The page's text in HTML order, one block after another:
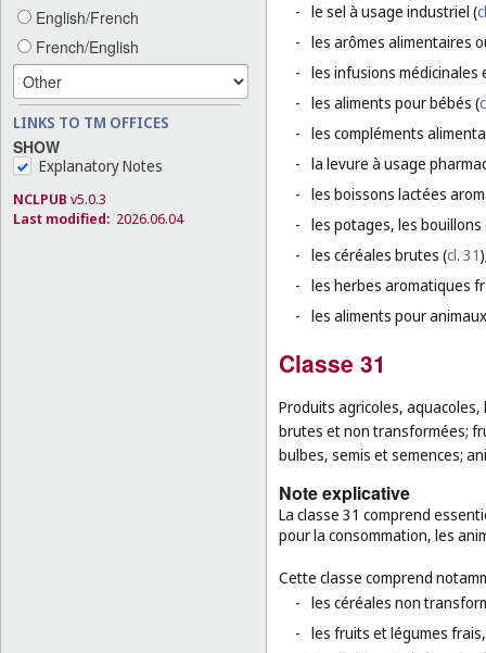
English/French
French/English
LINKS TO TM OFFICES
SHOW
Explanatory Notes
NCLPUB v5.0.3
Last modified: 2026.06.04
- le sel à usage industriel (
- les arômes alimentaires
- les infusions médicinales
- les aliments pour bébés (
- les compléments
- la levure à usage
- les boissons lactées
- les potages, les bouillons
- les céréales brutes (cl. 31
- les herbes aromatiques
- les aliments pour
Classe 31
Produits agricoles,
brutes et non transformées;
bulbes, semis et semences;
Note explicative
La classe 31 comprend
pour la consommation, les
Cette classe comprend
- les céréales non
- les fruits et légumes